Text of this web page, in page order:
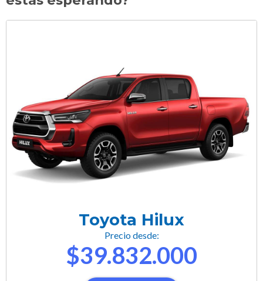
Toyota Hilux
Precio desde:
$39.832.000